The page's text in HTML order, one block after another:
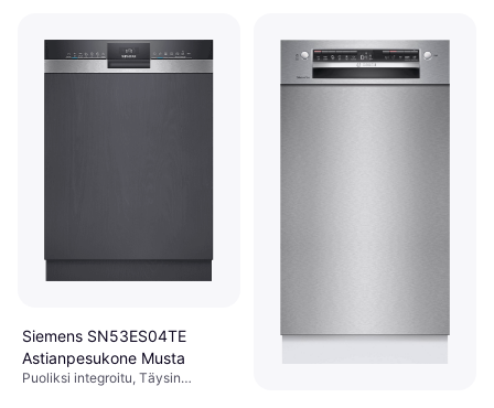
Siemens SN53ES04TE
Astianpesukone Musta
Puoliksi integroitu, Täysin